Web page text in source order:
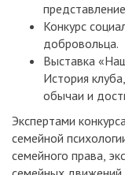
Конкурс
добровольца.
Выставка
История
обычаи и
Экспертами
семейной
семейного права,